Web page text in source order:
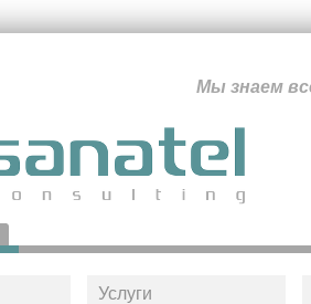
Мы знаем
Услуги